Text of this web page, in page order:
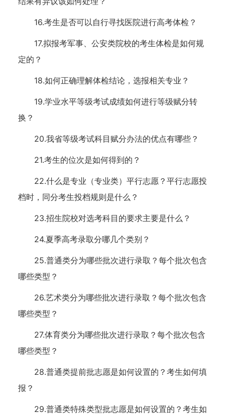
16.考生是否可以自行寻找医院进行高考体检？
17.拟报考军事、公安类院校的考生体检是如何规
定的？
18.如何正确理解体检结论，选报相关专业？
19.学业水平等级考试成绩如何进行等级赋分转
换？
20.我省等级考试科目赋分办法的优点有哪些？
21.考生的位次是如何得到的？
22.什么是专业（专业类）平行志愿？平行志愿投
档时，同分考生投档规则是什么？
23.招生院校对选考科目的要求主要是什么？
24.夏季高考录取分哪几个类别？
25.普通类分为哪些批次进行录取？每个批次包含
哪些类型？
26.艺术类分为哪些批次进行录取？每个批次包含
哪些类型？
27.体育类分为哪些批次进行录取？每个批次包含
哪些类型？
28.普通类提前批志愿是如何设置的？考生如何填
报？
29.普通类特殊类型批志愿是如何设置的？考生如